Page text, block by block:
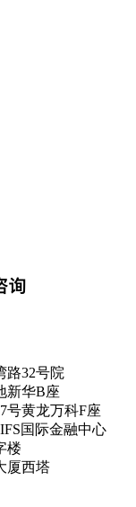
路32号院
新华B座
号黄龙万科F座
国际金融中心
楼
厦西塔